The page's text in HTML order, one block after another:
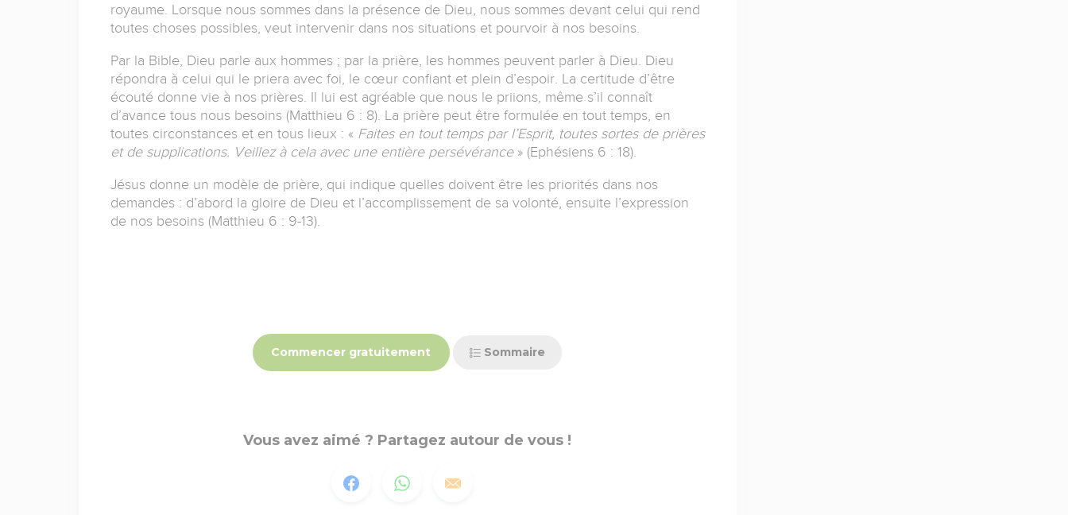
royaume. Lorsque nous sommes dans la présence de Dieu, nous sommes devant celui qui rend
toutes choses possibles, veut intervenir dans nos situations et pourvoir à nos besoins.
Par la Bible, Dieu parle aux hommes ; par la prière, les hommes peuvent parler à Dieu. Dieu
répondra à celui qui le priera avec foi, le cœur confiant et plein d’espoir. La certitude d’être
écouté donne vie à nos prières. Il lui est agréable que nous le priions, même s’il connaît
d’avance tous nous besoins (Matthieu 6 : 8). La prière peut être formulée en tout temps, en
toutes circonstances et en tous lieux : « Faites en tout temps par l’Esprit, toutes sortes de prières
et de supplications. Veillez à cela avec une entière persévérance» (Ephésiens 6 : 18).
Jésus donne un modèle de prière, qui indique quelles doivent être les priorités dans nos
demandes : d’abord la gloire de Dieu et l’accomplissement de sa volonté, ensuite l’expression
de nos besoins (Matthieu 6 : 9-13).
Commencer gratuitement Sommaire
Vous avez aimé ? Partagez autour de vous !